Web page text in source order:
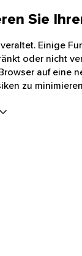
Sie
Einige
oder nicht
auf eine
zu